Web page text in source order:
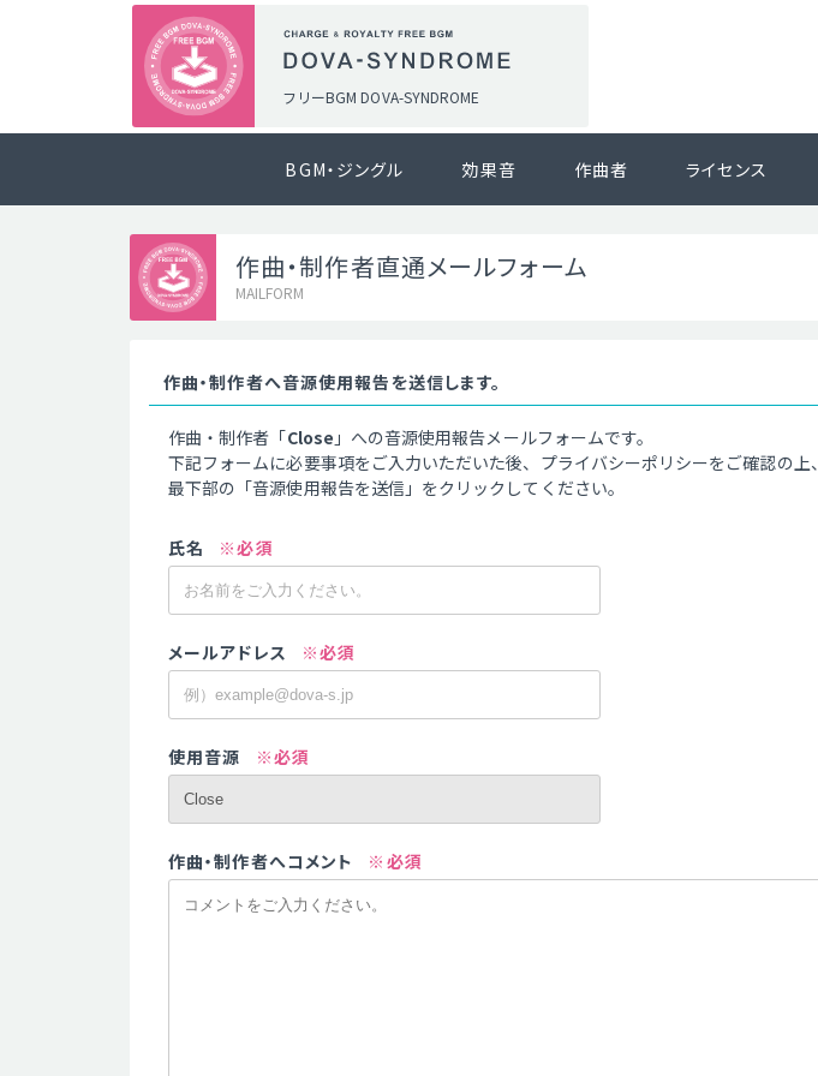
フリーBGM DOVA-SYNDROME
BGM・ジングル 効果音 作曲者 ライセンス
作曲・制作者直通メールフォーム
MAILFORM
作曲・制作者へ音源使用報告を送信します。
作曲・制作者「Close 」への音源使用報告メールフォームです。
下記フォームに必要事項をご入力いただいた後、プライバシーポリシーをご確認の上、
最下部の「音源使用報告を送信」をクリックしてください。
氏名 ※必須
メールアドレス ※必須
使用音源 ※必須
作曲・制作者へコメント ※必須